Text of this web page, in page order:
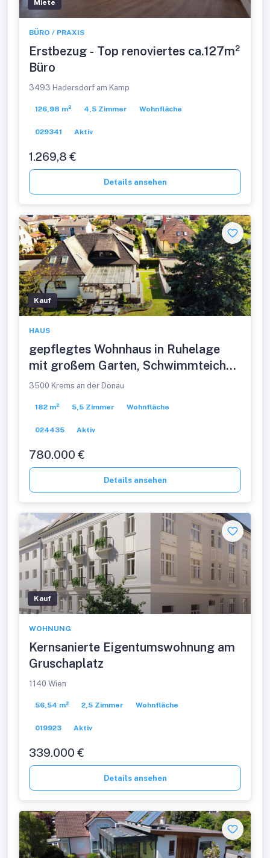
Miete
BÜRO / PRAXIS
Erstbezug - Top renoviertes ca.127m²
Büro
3493 Hadersdorf am Kamp
126,98 m² 4,5 Zimmer Wohnfläche
029341 Aktiv
1.269,8 €
Details ansehen
Kauf
HAUS
gepflegtes Wohnhaus in Ruhelage
mit großem Garten, Schwimmteich
und Doppelgarage
3500 Krems an der Donau
182 m² 5,5 Zimmer Wohnfläche
024435 Aktiv
780.000 €
Details ansehen
Kauf
WOHNUNG
Kernsanierte Eigentumswohnung am
Gruschaplatz
1140 Wien
56,54 m² 2,5 Zimmer Wohnfläche
019923 Aktiv
339.000 €
Details ansehen